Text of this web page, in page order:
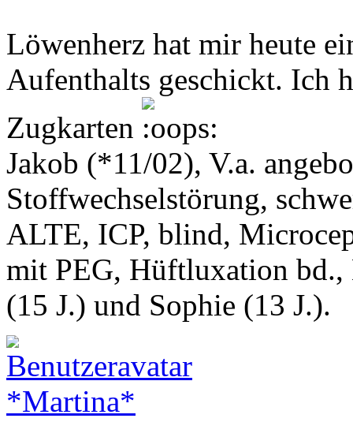
Löwenherz hat mir heute
Aufenthalts geschickt. Ich
Zugkarten
Jakob (*11/02), V.a.
Stoffwechselstörung,
ALTE, ICP, blind,
mit PEG, Hüftluxation bd.,
(15 J.) und Sophie (13 J.).
*Martina*